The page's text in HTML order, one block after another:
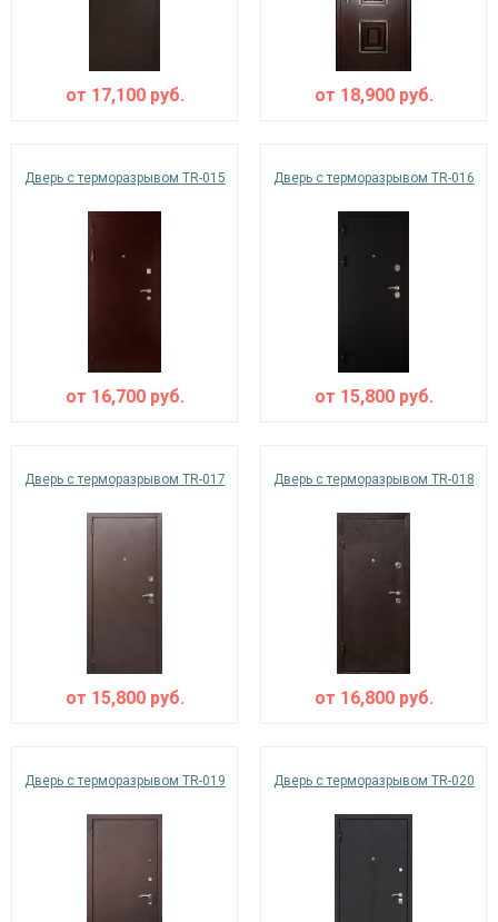
от 17,100руб. от 18,900руб.
Дверь с терморазрывом TR-015
от 16,700руб.
Дверь с терморазрывом TR-016
от 15,800руб.
Дверь с терморазрывом TR-017
от 15,800руб.
Дверь с терморазрывом TR-018
от 16,800руб.
Дверь с терморазрывом TR-019 Дверь с терморазрывом TR-020